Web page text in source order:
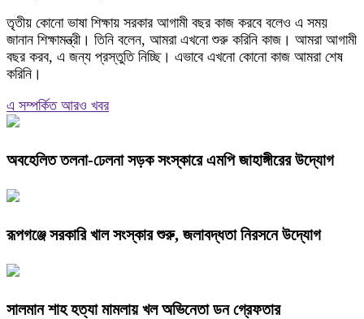
তৃতীয় কোনো ভাষা শিক্ষায় সরকার আগামী বছর কাজ করবে বলেও এ সময়
জানান শিক্ষামন্ত্রী। তিনি বলেন, আমরা এখনো শুরু করিনি কাজ। আমরা আগামী
বছর করব, এ জন্য প্রস্তুতি নিচ্ছি। এভাবে এখনো কোনো কাজ আমরা শেষ
করিনি।
এ সম্পর্কিত আরও খবর
অবহেলিত তলনা-ঢেলনা সড়ক সংস্কারে এমপি জাহাঙ্গীরের উদ্যোগ
রূপগঞ্জে সরকারি খাল সংস্কার শুরু, জলাবদ্ধতা নিরসনে উদ্যোগ
সালমান শাহ হত্যা মামলায় খল অভিনেতা ডন গ্রেফতার